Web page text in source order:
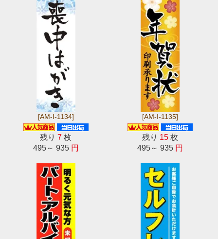
[AM-I-1134]
残り7 枚
495～ 935 円
[AM-I-1135]
残り 15枚
495～ 935 円